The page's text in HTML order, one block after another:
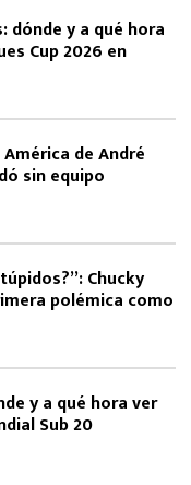
dónde y a qué hora
Cup 2026 en
de André
sin equipo
Chucky
polémica como
y a qué hora ver
Sub 20